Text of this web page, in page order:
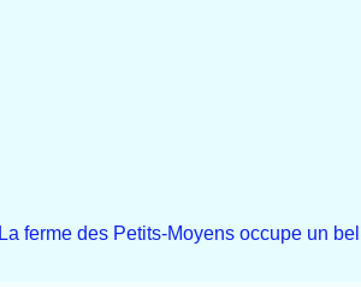
La ferme des Petits-Moyens occupe un